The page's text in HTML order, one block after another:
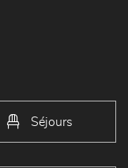
Séjours